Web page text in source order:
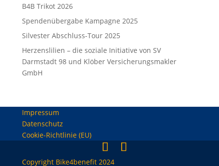
B4B Trikot 2026
Spendenübergabe Kampagne 2025
Silvester Abschluss-Tour 2025
Herzenslilien – die soziale Initiative von SV
Darmstadt 98 und Klöber Versicherungsmakler
GmbH
Impressum
Datenschutz
Cookie-Richtlinie (EU)
Copyright Bike4benefit 2024